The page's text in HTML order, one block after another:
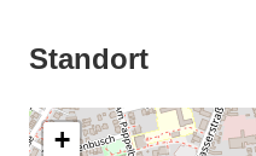
Standort
+